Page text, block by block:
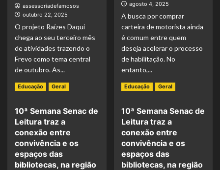
assessoriadefamosos
outubro 22, 2025
O projeto Raízes Daqui
chega ao seu terceiro mês
de atividades trazendo o
Frevo como tema central
de outubro. As...
Read More
agosto 4, 2025
A busca por comprar
carteira de motorista ainda
é comum entre quem
deseja acelerar o processo
de habilitação. No
entanto,...
Read More
Educação Geral
10ª Semana Senac de
Leitura traz a
conexão entre
convivência e os
espaços das
bibliotecas, na região
Educação Geral
10ª Semana Senac de
Leitura traz a
conexão entre
convivência e os
espaços das
bibliotecas, na região